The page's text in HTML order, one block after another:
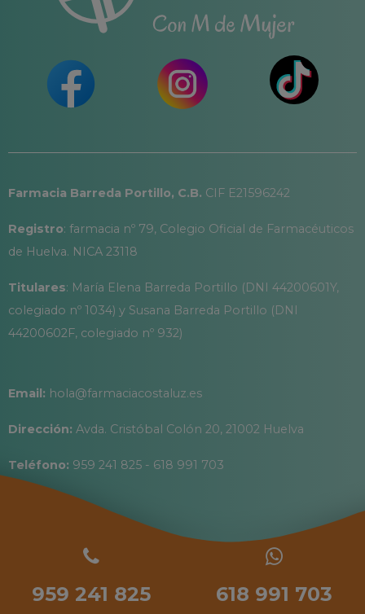
Farmacia Barreda Portillo, C.B. CIF E21596242
Registro: farmacia nº 79, Colegio Oficial de Farmacéuticos
de Huelva. NICA 23118
Titulares: María Elena Barreda Portillo (DNI 44200601Y,
colegiado nº 1034) y Susana Barreda Portillo (DNI
44200602F, colegiado nº 932)
Email: hola@farmaciacostaluz.es
Dirección: Avda. Cristóbal Colón 20, 21002 Huelva
Teléfono: 959 241 825 - 618 991 703
959 241 825 618 991 703